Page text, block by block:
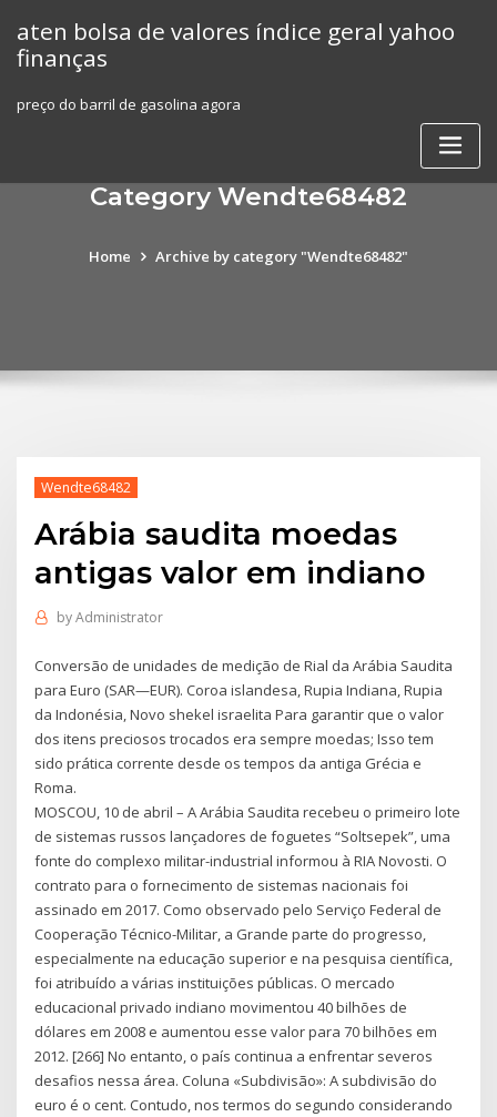
content
aten bolsa de valores índice geral yahoo
finanças
preço do barril de gasolina agora
Category Wendte68482
Home Archive by category "Wendte68482"
Wendte68482
Arábia saudita moedas
antigas valor em indiano
byAdministrator
Conversão de unidades de medição de Rial da Arábia Saudita
para Euro (SAR—EUR). Coroa islandesa, Rupia Indiana, Rupia
da Indonésia, Novo shekel israelita Para garantir que o valor
dos itens preciosos trocados era sempre moedas; Isso tem
sido prática corrente desde os tempos da antiga Grécia e
Roma.
MOSCOU, 10 de abril – A Arábia Saudita recebeu o primeiro lote
de sistemas russos lançadores de foguetes “Soltsepek”, uma
fonte do complexo militar-industrial informou à RIA Novosti. O
contrato para o fornecimento de sistemas nacionais foi
assinado em 2017. Como observado pelo Serviço Federal de
Cooperação Técnico-Militar, a Grande parte do progresso,
especialmente na educação superior e na pesquisa científica,
foi atribuído a várias instituições públicas. O mercado
educacional privado indiano movimentou 40 bilhões de
dólares em 2008 e aumentou esse valor para 70 bilhões em
2012. [266] No entanto, o país continua a enfrentar severos
desafios nessa área. Coluna «Subdivisão»: A subdivisão do
euro é o cent. Contudo, nos termos do segundo considerando